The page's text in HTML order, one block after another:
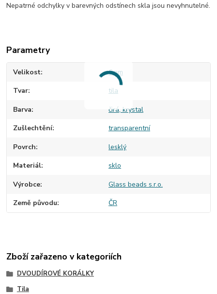
Nepatrné odchylky v barevných odstínech skla jsou nevyhnutelné.
Parametry
Velikost 6mm
Tvar tila
Barva čirá, krystal
Zušlechtění transparentní
Povrch lesklý
Materiál sklo
Výrobce Glass beads s.r.o.
Země původu ČR
Zboží zařazeno v kategoriích
DVOUDÍROVÉ KORÁLKY
Tila